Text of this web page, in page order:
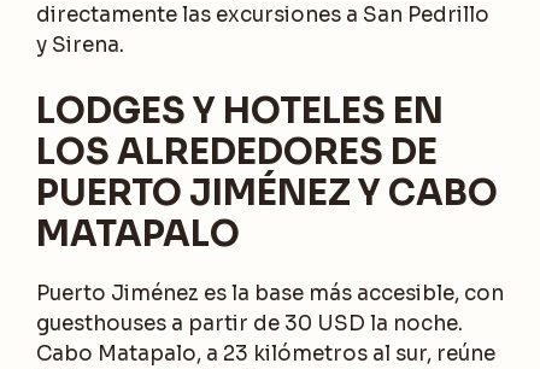
directamente las excursiones a San Pedrillo
y Sirena.
LODGES Y HOTELES EN
LOS ALREDEDORES DE
PUERTO JIMÉNEZ Y CABO
MATAPALO
Puerto Jiménez es la base más accesible, con
guesthouses a partir de 30 USD la noche.
Cabo Matapalo, a 23 kilómetros al sur, reúne